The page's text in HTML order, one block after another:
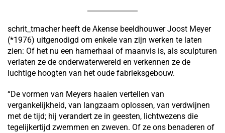
schrit_tmacher heeft de Akense beeldhouwer Joost Meyer
(*1976) uitgenodigd om enkele van zijn werken te laten
zien: Of het nu een hamerhaai of maanvis is, als sculpturen
verlaten ze de onderwaterwereld en verkennen ze de
luchtige hoogten van het oude fabrieksgebouw.
“De vormen van Meyers haaien vertellen van
vergankelijkheid, van langzaam oplossen, van verdwijnen
met de tijd; hij verandert ze in geesten, lichtwezens die
tegelijkertijd zwemmen en zweven. Of ze ons benaderen of